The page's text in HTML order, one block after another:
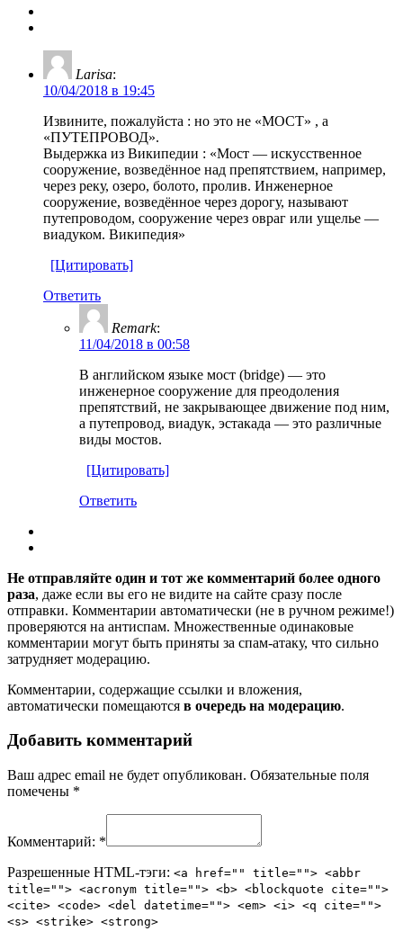
Larisa:
10/04/2018 в 19:45
Извините, пожалуйста : но это не «МОСТ» , а
«ПУТЕПРОВОД».
Выдержка из Википедии : «Мост — искусственное
сооружение, возведённое над препятствием, например,
через реку, озеро, болото, пролив. Инженерное
сооружение, возведённое через дорогу, называют
путепроводом, сооружение через овраг или ущелье —
виадуком. Википедия»
[Цитировать]
Ответить
Remark:
11/04/2018 в 00:58
В английском языке мост (bridge) — это
инженерное сооружение для преодоления
препятствий, не закрывающее движение под ним,
а путепровод, виадук, эстакада — это различные
виды мостов.
[Цитировать]
Ответить
Не отправляйте один и тот же комментарий более одного
раза, даже если вы его не видите на сайте сразу после
отправки. Комментарии автоматически (не в ручном режиме!)
проверяются на антиспам. Множественные одинаковые
комментарии могут быть приняты за спам-атаку, что сильно
затрудняет модерацию.
Комментарии, содержащие ссылки и вложения,
автоматически помещаются в очередь на модерацию.
Добавить комментарий
Ваш адрес email не будет опубликован. Обязательные поля
помечены *
Комментарий: *
Разрешенные HTML-тэги: <a href="" title=""> <abbr
title=""> <acronym title=""> <b> <blockquote cite="">
<cite> <code> <del datetime=""> <em> <i> <q cite="">
<s> <strike> <strong>